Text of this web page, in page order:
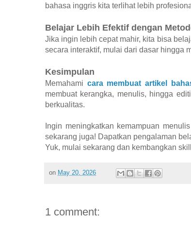
bahasa inggris kita terlihat lebih
Belajar Lebih Efektif dengan
Jika ingin lebih cepat mahir, kita bisa
secara interaktif, mulai dari dasar hingga
Kesimpulan
Memahami cara membuat artikel
membuat kerangka, menulis, hingga
berkualitas.
Ingin meningkatkan kemampuan
sekarang juga! Dapatkan pengalaman
Yuk, mulai sekarang dan kembangkan
on May 20, 2026
1 comment: